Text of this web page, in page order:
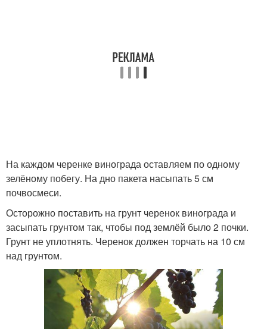
На каждом черенке винограда оставляем по одному
зелёному побегу. На дно пакета насыпать 5 см
почвосмеси.
Осторожно поставить на грунт черенок винограда и
засыпать грунтом так, чтобы под землёй было 2 почки.
Грунт не уплотнять. Черенок должен торчать на 10 см
над грунтом.